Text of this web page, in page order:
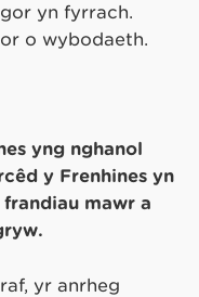
yn fyrrach.
o wybodaeth.
yng nghanol
y Frenhines yn
mawr a
yr anrheg